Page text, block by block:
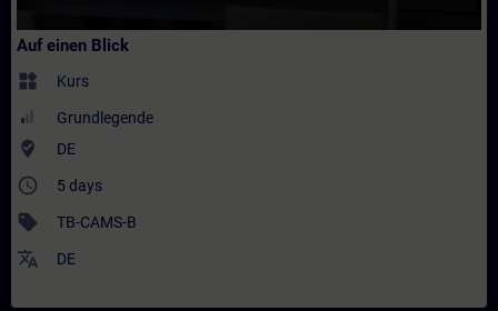
Auf einen Blick
widgets Kurs
Grundlegende
where_to_vote DE
access_time 5 days
sell TB-CAMS-B
translate DE